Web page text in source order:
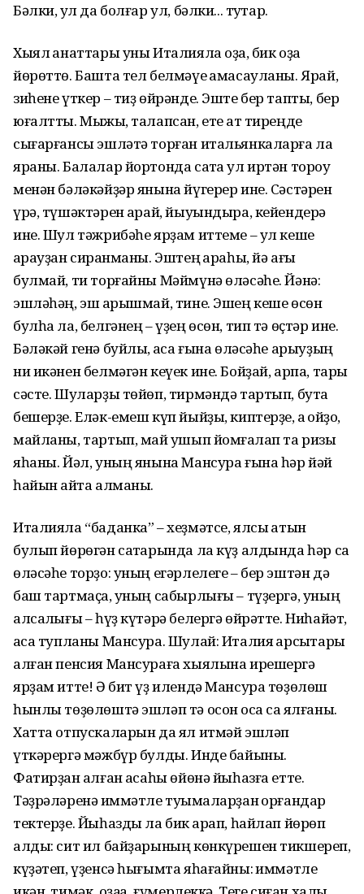
Бәлки, ҡул да болғар ул, бәлки... туҡтар.
Хыял ҡанаттары уны Италияла оҙаҡ, бик оҙаҡ
йөрөттө. Башта тел белмәүе ҡамасауланы. Ярай,
зиһене үткер – тиҙ өйрәнде. Эште бер тапты, бер
юғалтты. Мыжыҡ, талапсан, ете ҡат тиреңде
сығарғансы эшләтә торған итальянкаларға ла
яраны. Балалар йортонда саҡта ул иртән тороу
менән бәләкәйҙәр янына йүгерер ине. Сәстәрен
үрә, түшәктәрен ҡарай, йыуындыра, кейендерә
ине. Шул тәжрибәһе ярҙам иттеме – ул кеше
ҡарауҙан сирҡанманы. Эштең ҡараһы, йә ағы
булмай, ти торғайны Мәймүнә өләсәһе. Йәнә:
эшләһәң, эш ҡарышмай, тине. Эшең кеше өсөн
булһа ла, белгәнең – үҙең өсөн, тип тә өҫтәр ине.
Бәләкәй генә буйлы, ҡаҡса ғына өләсәһе арыуҙың
ни икәнен белмәгән кеүек ине. Бойҙай, арпа, тары
сәсте. Шуларҙы төйөп, тирмәндә тартып, бутҡа
бешерҙе. Еләк-емеш күп йыйҙы, киптерҙе, ҡаҡ ҡойҙо,
майланы, тартып, май ҡушып йомғаҡлап та ризыҡ
яһаны. Йәл, уның янына Мансура ғына һәр йәй
һайын ҡайта алманы.
Италияла “баданка” – хеҙмәтсе, ялсы ҡатын
булып йөрөгән саҡтарында ла күҙ алдында һәр саҡ
өләсәһе торҙо: уның егәрлелеге – бер эштән дә
баш тартмаҫҡа, уның сабырлығы – түҙергә, уның
алсаҡлығы – һүҙ күтәрә белергә өйрәтте. Ниһайәт,
аҡса тупланы Мансура. Шулай: Италия ҡарсыҡтары
алған пенсия Мансураға хыялына ирешергә
ярҙам итте! Ә бит үҙ илендә Мансура төҙөлөш
һынлы төҙөлөштә эшләп тә осон осҡа саҡ ялғаны.
Хатта отпускаларын да ял итмәй эшләп
үткәрергә мәжбүр булды. Инде байыны.
Фатирҙан ҡалған аҡсаһы өйөнә йыһазға етте.
Тәҙрәләренә ҡиммәтле туҡымаларҙан ҡорғандар
тектерҙе. Йыһазды ла бик ҡарап, һайлап йөрөп
алды: сит ил байҙарының көнкүрешен тикшереп,
күҙәтеп, үҙенсә һығымта яһағайны: ҡиммәтле